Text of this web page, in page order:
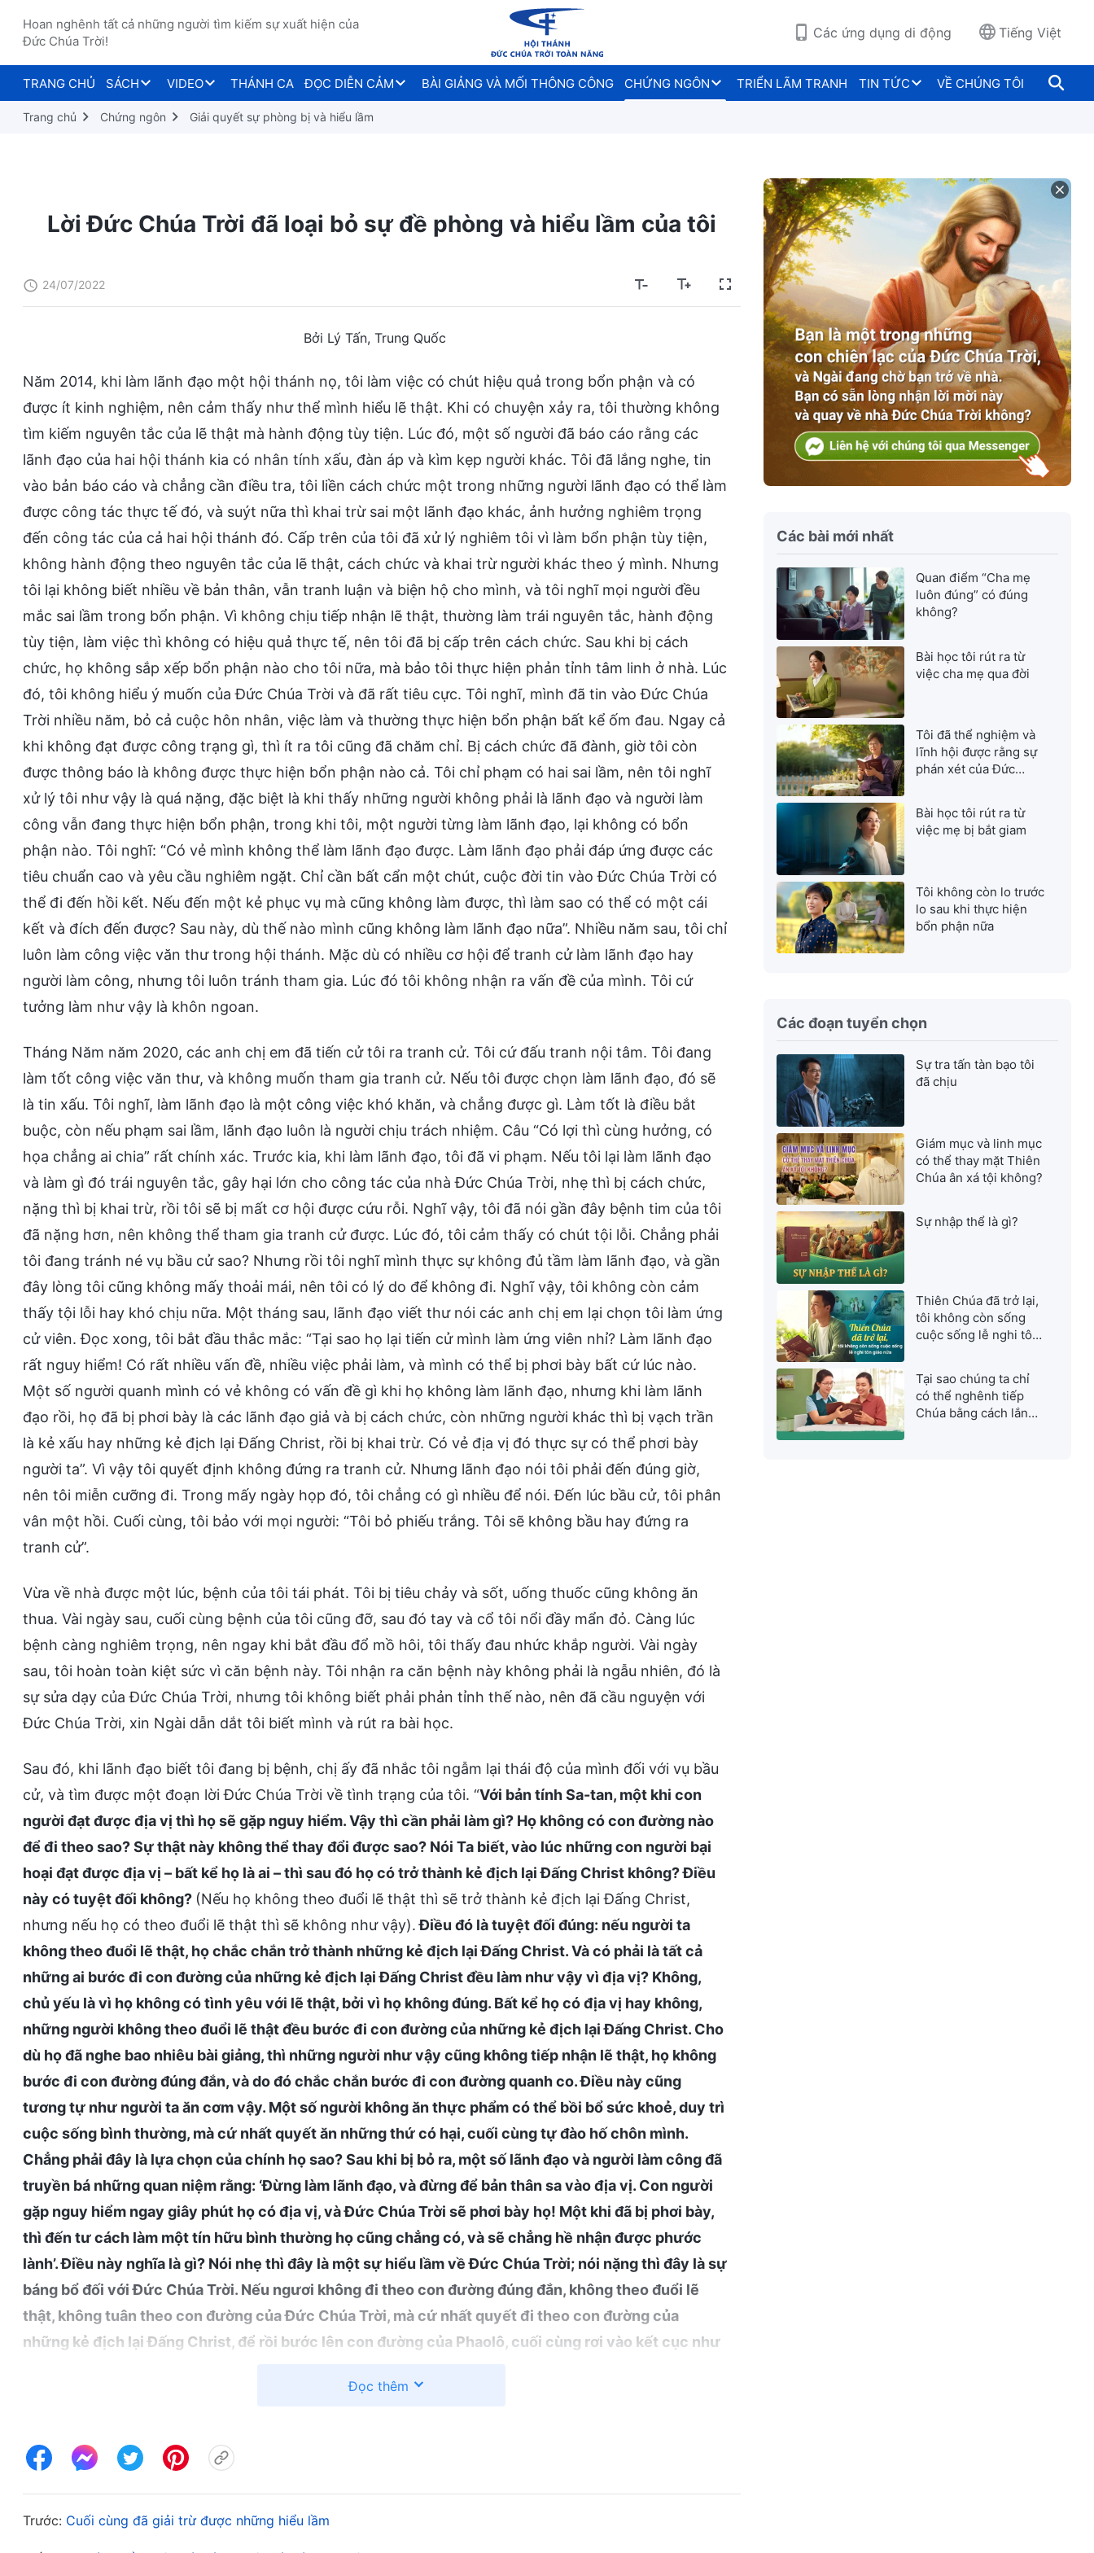
Hoan nghênh tất cả những người tìm kiếm sự xuất hiện của
Đức Chúa Trời!
Các ứng dụng di động Tiếng Việt
TRANG CHỦ SÁCH VIDEO THÁNH CA ĐỌC DIỄN CẢM BÀI GIẢNG VÀ MỐI THÔNG CÔNG CHỨNG NGÔN TRIỂN LÃM TRANH TIN TỨC VỀ CHÚNG TÔI
Trang chủ Chứng ngôn Giải quyết sự phòng bị và hiểu lầm
Lời Đức Chúa Trời đã loại bỏ sự đề phòng và hiểu lầm của tôi
24/07/2022
Bởi Lý Tấn, Trung Quốc
Năm 2014, khi làm lãnh đạo một hội thánh nọ, tôi làm việc có chút hiệu quả trong bổn phận và có
được ít kinh nghiệm, nên cảm thấy như thể mình hiểu lẽ thật. Khi có chuyện xảy ra, tôi thường không
tìm kiếm nguyên tắc của lẽ thật mà hành động tùy tiện. Lúc đó, một số người đã báo cáo rằng các
lãnh đạo của hai hội thánh kia có nhân tính xấu, đàn áp và kìm kẹp người khác. Tôi đã lắng nghe, tin
vào bản báo cáo và chẳng cần điều tra, tôi liền cách chức một trong những người lãnh đạo có thể làm
được công tác thực tế đó, và suýt nữa thì khai trừ sai một lãnh đạo khác, ảnh hưởng nghiêm trọng
đến công tác của cả hai hội thánh đó. Cấp trên của tôi đã xử lý nghiêm tôi vì làm bổn phận tùy tiện,
không hành động theo nguyên tắc của lẽ thật, cách chức và khai trừ người khác theo ý mình. Nhưng
tôi lại không biết nhiều về bản thân, vẫn tranh luận và biện hộ cho mình, và tôi nghĩ mọi người đều
mắc sai lầm trong bổn phận. Vì không chịu tiếp nhận lẽ thật, thường làm trái nguyên tắc, hành động
tùy tiện, làm việc thì không có hiệu quả thực tế, nên tôi đã bị cấp trên cách chức. Sau khi bị cách
chức, họ không sắp xếp bổn phận nào cho tôi nữa, mà bảo tôi thực hiện phản tỉnh tâm linh ở nhà. Lúc
đó, tôi không hiểu ý muốn của Đức Chúa Trời và đã rất tiêu cực. Tôi nghĩ, mình đã tin vào Đức Chúa
Trời nhiều năm, bỏ cả cuộc hôn nhân, việc làm và thường thực hiện bổn phận bất kể ốm đau. Ngay cả
khi không đạt được công trạng gì, thì ít ra tôi cũng đã chăm chỉ. Bị cách chức đã đành, giờ tôi còn
được thông báo là không được thực hiện bổn phận nào cả. Tôi chỉ phạm có hai sai lầm, nên tôi nghĩ
xử lý tôi như vậy là quá nặng, đặc biệt là khi thấy những người không phải là lãnh đạo và người làm
công vẫn đang thực hiện bổn phận, trong khi tôi, một người từng làm lãnh đạo, lại không có bổn
phận nào. Tôi nghĩ: “Có vẻ mình không thể làm lãnh đạo được. Làm lãnh đạo phải đáp ứng được các
tiêu chuẩn cao và yêu cầu nghiêm ngặt. Chỉ cần bất cẩn một chút, cuộc đời tin vào Đức Chúa Trời có
thể đi đến hồi kết. Nếu đến một kẻ phục vụ mà cũng không làm được, thì làm sao có thể có một cái
kết và đích đến được? Sau này, dù thế nào mình cũng không làm lãnh đạo nữa”. Nhiều năm sau, tôi chỉ
luôn làm công việc văn thư trong hội thánh. Mặc dù có nhiều cơ hội để tranh cử làm lãnh đạo hay
người làm công, nhưng tôi luôn tránh tham gia. Lúc đó tôi không nhận ra vấn đề của mình. Tôi cứ
tưởng làm như vậy là khôn ngoan.
Tháng Năm năm 2020, các anh chị em đã tiến cử tôi ra tranh cử. Tôi cứ đấu tranh nội tâm. Tôi đang
làm tốt công việc văn thư, và không muốn tham gia tranh cử. Nếu tôi được chọn làm lãnh đạo, đó sẽ
là tin xấu. Tôi nghĩ, làm lãnh đạo là một công việc khó khăn, và chẳng được gì. Làm tốt là điều bắt
buộc, còn nếu phạm sai lầm, lãnh đạo luôn là người chịu trách nhiệm. Câu “Có lợi thì cùng hưởng, có
họa chẳng ai chia” rất chính xác. Trước kia, khi làm lãnh đạo, tôi đã vi phạm. Nếu tôi lại làm lãnh đạo
và làm gì đó trái nguyên tắc, gây hại lớn cho công tác của nhà Đức Chúa Trời, nhẹ thì bị cách chức,
nặng thì bị khai trừ, rồi tôi sẽ bị mất cơ hội được cứu rỗi. Nghĩ vậy, tôi đã nói gần đây bệnh tim của tôi
đã nặng hơn, nên không thể tham gia tranh cử được. Lúc đó, tôi cảm thấy có chút tội lỗi. Chẳng phải
tôi đang tránh né vụ bầu cử sao? Nhưng rồi tôi nghĩ mình thực sự không đủ tầm làm lãnh đạo, và gần
đây lòng tôi cũng không mấy thoải mái, nên tôi có lý do để không đi. Nghĩ vậy, tôi không còn cảm
thấy tội lỗi hay khó chịu nữa. Một tháng sau, lãnh đạo viết thư nói các anh chị em lại chọn tôi làm ứng
cử viên. Đọc xong, tôi bắt đầu thắc mắc: “Tại sao họ lại tiến cử mình làm ứng viên nhỉ? Làm lãnh đạo
rất nguy hiểm! Có rất nhiều vấn đề, nhiều việc phải làm, và mình có thể bị phơi bày bất cứ lúc nào.
Một số người quanh mình có vẻ không có vấn đề gì khi họ không làm lãnh đạo, nhưng khi làm lãnh
đạo rồi, họ đã bị phơi bày là các lãnh đạo giả và bị cách chức, còn những người khác thì bị vạch trần
là kẻ xấu hay những kẻ địch lại Đấng Christ, rồi bị khai trừ. Có vẻ địa vị đó thực sự có thể phơi bày
người ta”. Vì vậy tôi quyết định không đứng ra tranh cử. Nhưng lãnh đạo nói tôi phải đến đúng giờ,
nên tôi miễn cưỡng đi. Trong mấy ngày họp đó, tôi chẳng có gì nhiều để nói. Đến lúc bầu cử, tôi phân
vân một hồi. Cuối cùng, tôi bảo với mọi người: “Tôi bỏ phiếu trắng. Tôi sẽ không bầu hay đứng ra
tranh cử”.
Vừa về nhà được một lúc, bệnh của tôi tái phát. Tôi bị tiêu chảy và sốt, uống thuốc cũng không ăn
thua. Vài ngày sau, cuối cùng bệnh của tôi cũng đỡ, sau đó tay và cổ tôi nổi đầy mẩn đỏ. Càng lúc
bệnh càng nghiêm trọng, nên ngay khi bắt đầu đổ mồ hôi, tôi thấy đau nhức khắp người. Vài ngày
sau, tôi hoàn toàn kiệt sức vì căn bệnh này. Tôi nhận ra căn bệnh này không phải là ngẫu nhiên, đó là
sự sửa dạy của Đức Chúa Trời, nhưng tôi không biết phải phản tỉnh thế nào, nên đã cầu nguyện với
Đức Chúa Trời, xin Ngài dẫn dắt tôi biết mình và rút ra bài học.
Sau đó, khi lãnh đạo biết tôi đang bị bệnh, chị ấy đã nhắc tôi ngẫm lại thái độ của mình đối với vụ bầu
cử, và tìm được một đoạn lời Đức Chúa Trời về tình trạng của tôi. “Với bản tính Sa-tan, một khi con
người đạt được địa vị thì họ sẽ gặp nguy hiểm. Vậy thì cần phải làm gì? Họ không có con đường nào
để đi theo sao? Sự thật này không thể thay đổi được sao? Nói Ta biết, vào lúc những con người bại
hoại đạt được địa vị – bất kể họ là ai – thì sau đó họ có trở thành kẻ địch lại Đấng Christ không? Điều
này có tuyệt đối không? (Nếu họ không theo đuổi lẽ thật thì sẽ trở thành kẻ địch lại Đấng Christ,
nhưng nếu họ có theo đuổi lẽ thật thì sẽ không như vậy).Điều đó là tuyệt đối đúng: nếu người ta
không theo đuổi lẽ thật, họ chắc chắn trở thành những kẻ địch lại Đấng Christ. Và có phải là tất cả
những ai bước đi con đường của những kẻ địch lại Đấng Christ đều làm như vậy vì địa vị? Không,
chủ yếu là vì họ không có tình yêu với lẽ thật, bởi vì họ không đúng. Bất kể họ có địa vị hay không,
những người không theo đuổi lẽ thật đều bước đi con đường của những kẻ địch lại Đấng Christ. Cho
dù họ đã nghe bao nhiêu bài giảng, thì những người như vậy cũng không tiếp nhận lẽ thật, họ không
bước đi con đường đúng đắn, và do đó chắc chắn bước đi con đường quanh co. Điều này cũng
tương tự như người ta ăn cơm vậy. Một số người không ăn thực phẩm có thể bồi bổ sức khoẻ, duy trì
cuộc sống bình thường, mà cứ nhất quyết ăn những thứ có hại, cuối cùng tự đào hố chôn mình.
Chẳng phải đây là lựa chọn của chính họ sao? Sau khi bị bỏ ra, một số lãnh đạo và người làm công đã
truyền bá những quan niệm rằng: ‘Đừng làm lãnh đạo, và đừng để bản thân sa vào địa vị. Con người
gặp nguy hiểm ngay giây phút họ có địa vị, và Đức Chúa Trời sẽ phơi bày họ! Một khi đã bị phơi bày,
thì đến tư cách làm một tín hữu bình thường họ cũng chẳng có, và sẽ chẳng hề nhận được phước
lành’. Điều này nghĩa là gì? Nói nhẹ thì đây là một sự hiểu lầm về Đức Chúa Trời; nói nặng thì đây là sự
báng bổ đối với Đức Chúa Trời. Nếu ngươi không đi theo con đường đúng đắn, không theo đuổi lẽ
thật, không tuân theo con đường của Đức Chúa Trời, mà cứ nhất quyết đi theo con đường của
những kẻ địch lại Đấng Christ, để rồi bước lên con đường của Phaolô, cuối cùng rơi vào kết cục như
chính, thì chẳng phải ngươi là một kẻ địch lại Đấng Christ chính cống sao? Hành vi như thế thật đáng
mình, thường xuyên hiểu sai về Đức Chúa Trời, và cảm thấy những hành động của Đức Chúa Trời
trái ngược với quan niệm của họ, và điều này tạo ra những cảm xúc tiêu cực trong họ; điều này xảy
ra bởi vì người ta có những tâm tính bại hoại. Họ nói những điều tiêu cực và phẫn uất vì đức tin của
họ quá sơ sài, vóc giạc của họ quá bé nhỏ, và họ hiểu quá ít lẽ thật – tất cả những điều này đều có thể
Đọc thêm
Trước: Cuối cùng đã giải trừ được những hiểu lầm
Các bài mới nhất
Quan điểm “Cha mẹ
luôn đúng” có đúng
không?
Bài học tôi rút ra từ
việc cha mẹ qua đời
Tôi đã thể nghiệm và
lĩnh hội được rằng sự
phán xét của Đức
Bài học tôi rút ra từ
việc mẹ bị bắt giam
Tôi không còn lo trước
lo sau khi thực hiện
bổn phận nữa
Các đoạn tuyển chọn
Sự tra tấn tàn bạo tôi
đã chịu
Giám mục và linh mục
có thể thay mặt Thiên
Chúa ân xá tội không?
Sự nhập thể là gì?
Thiên Chúa đã trở lại,
tôi không còn sống
cuộc sống lễ nghi tôn
Tại sao chúng ta chỉ
có thể nghênh tiếp
Chúa bằng cách lắng